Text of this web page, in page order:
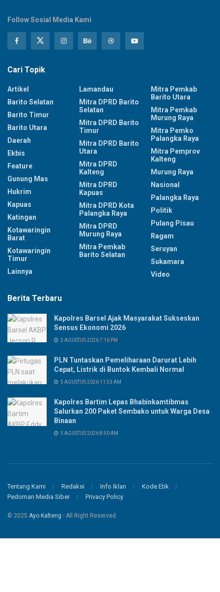
Follow Sosial Media Kami
Cari Topik
Artikel
Barito Selatan
Barito Timur
Barito Utara
Daerah
Ekbis
Feature
Gunung Mas
Hukrim
Kapuas
Katingan
Kotawaringin
Barat
Kotawaringin
Timur
Lainnya
Lamandau
Mitra DPRD Barito
Selatan
Mitra DPRD Barito
Timur
Mitra DPRD Barito
Utara
Mitra DPRD
Kalteng
Mitra DPRD
Kapuas
Mitra DPRD Kota
Palangka Raya
Mitra DPRD
Murung Raya
Mitra Pemkab
Barito Selatan
Mitra Pemkab
Barito Utara
Mitra Pemkab
Murung Raya
Mitra Pemko
Palangka Raya
Mitra Pemprov
Kalteng
Murung Raya
Nasional
Palangka Raya
Politik
Pulang Pisau
Ragam
Seruyan
Sukamara
Video
Berita Terbaru
Kapolres Barsel Ajak Masyarakat Sukseskan
Sensus Ekonomi 2026
5 AGUSTUS 2026 7:16 PM
PLN Tuntaskan Pemeliharaan Darurat Lebih
Cepat, Listrik di Buntok Kembali Normal
5 AGUSTUS 2026 11:53 AM
Kapolres Bartim Lepas Bhabinkamtibmas
Salurkan 200 Paket Sembako untuk Warga Desa
Binaan
5 AGUSTUS 2026 8:50 AM
Tentang Kami Redaksi Info Iklan
Kode Etik
Pedoman Media Siber
Privacy Policy
© 2025 Ayo Kalteng - All Right Reserved.